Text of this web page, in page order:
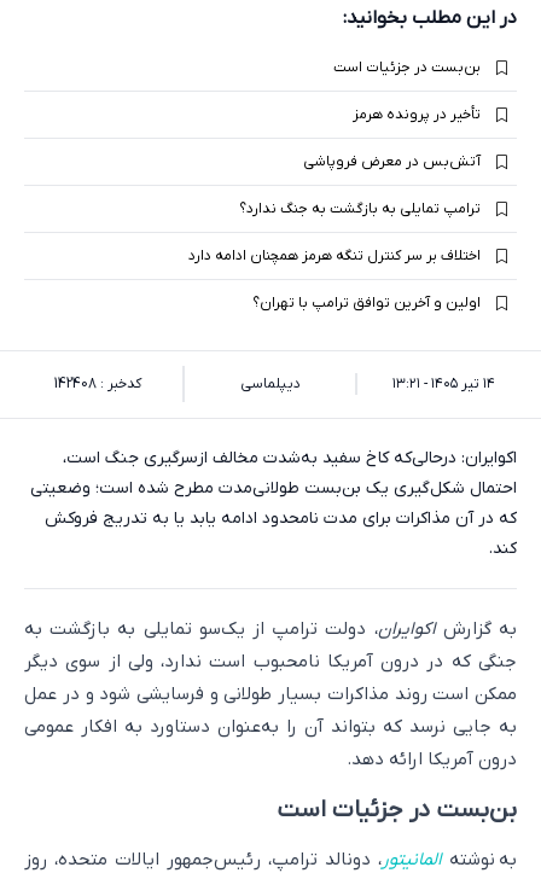
در این مطلب بخوانید:
بن‌بست در جزئیات است
تأخیر در پرونده هرمز
آتش‌بس در معرض فروپاشی
ترامپ تمایلی به بازگشت به جنگ ندارد؟
اختلاف بر سر کنترل تنگه هرمز همچنان ادامه دارد
اولین و آخرین توافق ترامپ با تهران؟
۱۴ تیر ۱۴۰۵ - ۱۳:۲۱ دیپلماسی کدخبر : 142408
اکوایران: درحالی‌که کاخ سفید به‌شدت مخالف ازسرگیری جنگ است،
احتمال شکل‌گیری یک بن‌بست طولانی‌مدت مطرح شده است؛ وضعیتی
که در آن مذاکرات برای مدت نامحدود ادامه یابد یا به تدریج فروکش
کند.
به گزارشاکوایران، دولت ترامپ از یک‌سو تمایلی به بازگشت به
جنگی که در درون آمریکا نامحبوب است ندارد، ولی از سوی دیگر
ممکن است روند مذاکرات بسیار طولانی و فرسایشی شود و در عمل
به جایی نرسد که بتواند آن را به‌عنوان دستاورد به افکار عمومی
درون آمریکا ارائه دهد.
بن‌بست در جزئیات است
به نوشتهالمانیتور، دونالد ترامپ، رئیس‌جمهور ایالات متحده، روز